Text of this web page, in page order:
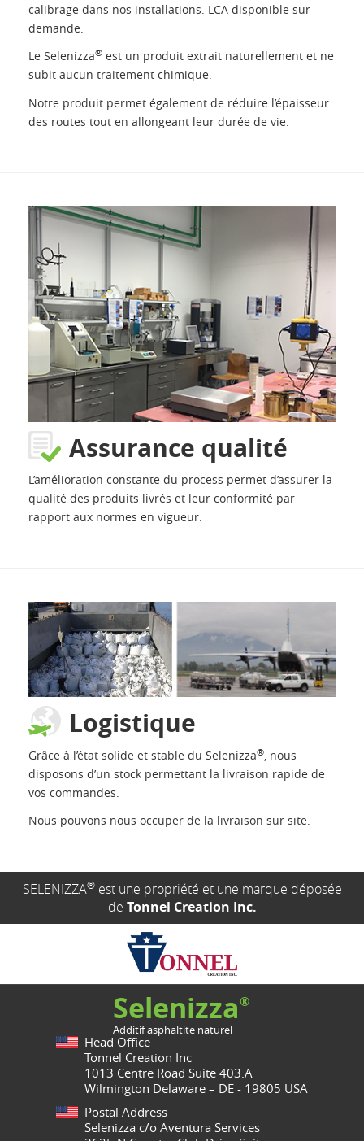
calibrage dans nos installations. LCA disponible sur
demande.
Le Selenizza® est un produit extrait naturellement et ne
subit aucun traitement chimique.
Notre produit permet également de réduire l’épaisseur
des routes tout en allongeant leur durée de vie.
Assurance qualité
L’amélioration constante du process permet d’assurer la
qualité des produits livrés et leur conformité par
rapport aux normes en vigueur.
Logistique
Grâce à l’état solide et stable du Selenizza® , nous
disposons d’un stock permettant la livraison rapide de
vos commandes.
Nous pouvons nous occuper de la livraison sur site.
SELENIZZA®est une propriété et une marque déposée
de Tonnel Creation Inc.
Selenizza®
Additif asphaltite naturel
Head Office
Tonnel Creation Inc
1013 Centre Road Suite 403.A
Wilmington Delaware – DE - 19805 USA
Postal Address
Selenizza c/o Aventura Services